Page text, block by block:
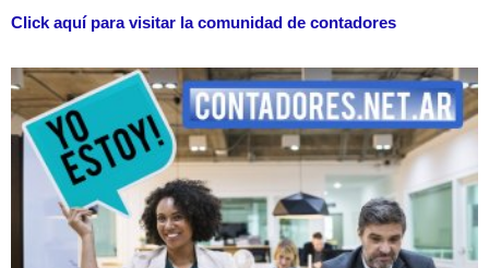
Click aquí para visitar la comunidad de contadores